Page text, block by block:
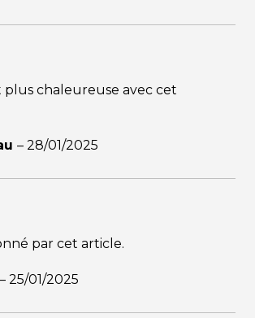
plus chaleureuse avec cet
– 28/01/2025
par cet article.
– 25/01/2025